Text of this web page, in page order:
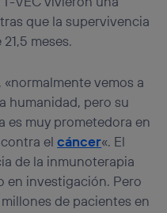
que la supervivencia
meses.
vemos a
humanidad, pero su
es muy prometedora en
contra elcáncer«. El
de la inmunoterapia
en investigación. Pero
de pacientes en